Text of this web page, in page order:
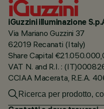
iGuzzini illuminazione
Via Mariano Guzzini 37
62019 Recanati (Italy)
Share Capital
VAT N. and R.I. :
CCIAA Macerata, R.E.A.